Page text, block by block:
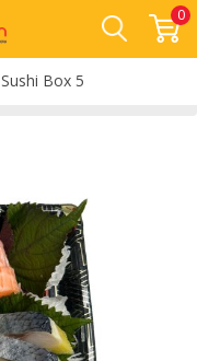
0
Sushi Box 5